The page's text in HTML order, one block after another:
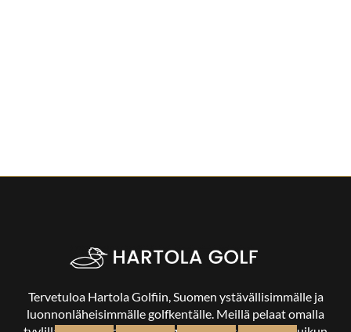
Tervetuloa Hartola Golfiin, Suomen ystävällisimmälle ja
luonnonläheisimmälle golfkentälle. Meillä pelaat omalla